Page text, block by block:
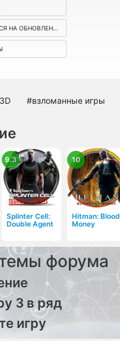
НА ОБНОВЛЕНИЯ
#взломанные игры
Splinter Cell:
Double Agent
9.3
Hitman: Blood
Money
10
форума
3 в ряд
игру